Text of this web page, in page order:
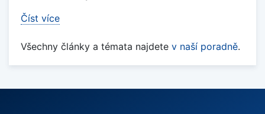
Číst více
Všechny články a témata najdete v naší poradně.